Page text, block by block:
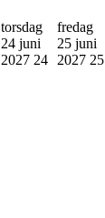
torsdag
24 juni
2027 24
fredag
25 juni
2027 25